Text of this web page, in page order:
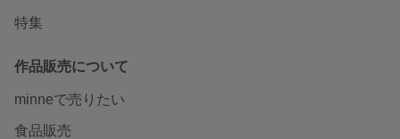
特集
作品販売について
minneで売りたい
食品販売